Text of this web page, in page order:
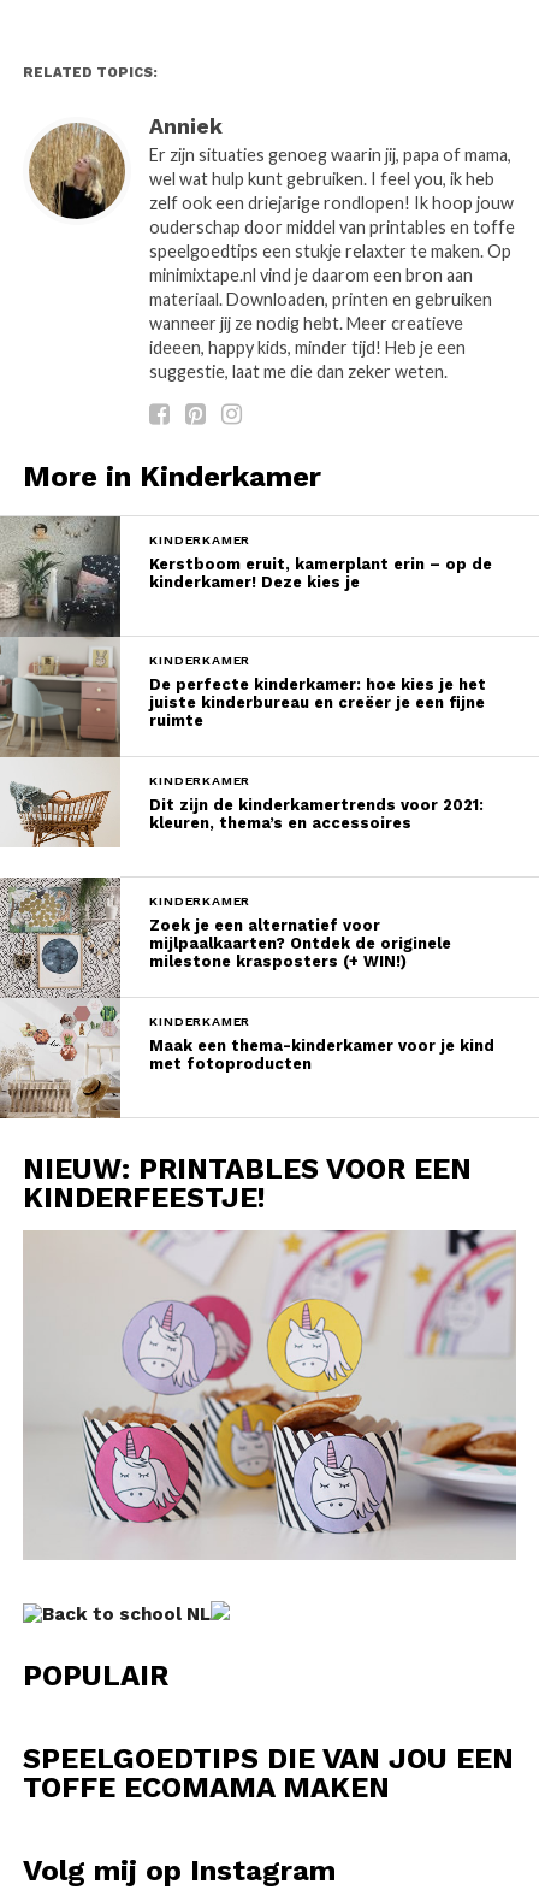
RELATED TOPICS:
Anniek
Er zijn situaties genoeg waarin jij, papa of mama,
wel wat hulp kunt gebruiken. I feel you, ik heb
zelf ook een driejarige rondlopen! Ik hoop jouw
ouderschap door middel van printables en toffe
speelgoedtips een stukje relaxter te maken. Op
minimixtape.nl vind je daarom een bron aan
materiaal. Downloaden, printen en gebruiken
wanneer jij ze nodig hebt. Meer creatieve
ideeen, happy kids, minder tijd! Heb je een
suggestie, laat me die dan zeker weten.
More in Kinderkamer
KINDERKAMER
Kerstboom eruit, kamerplant erin – op de
kinderkamer! Deze kies je
KINDERKAMER
De perfecte kinderkamer: hoe kies je het
juiste kinderbureau en creëer je een fijne
ruimte
KINDERKAMER
Dit zijn de kinderkamertrends voor 2021:
kleuren, thema’s en accessoires
KINDERKAMER
Zoek je een alternatief voor
mijlpaalkaarten? Ontdek de originele
milestone krasposters (+ WIN!)
KINDERKAMER
Maak een thema-kinderkamer voor je kind
met fotoproducten
NIEUW: PRINTABLES VOOR EEN
KINDERFEESTJE!
POPULAIR
SPEELGOEDTIPS DIE VAN JOU EEN
TOFFE ECOMAMA MAKEN
Volg mij op Instagram